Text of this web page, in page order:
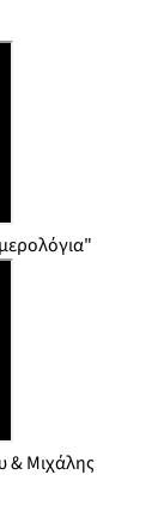
& Μιχάλης